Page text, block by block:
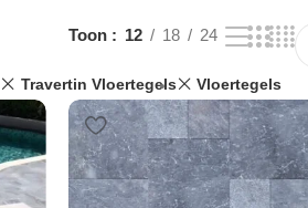
Toon 12 18 24
Travertin Vloertegels Vloertegels